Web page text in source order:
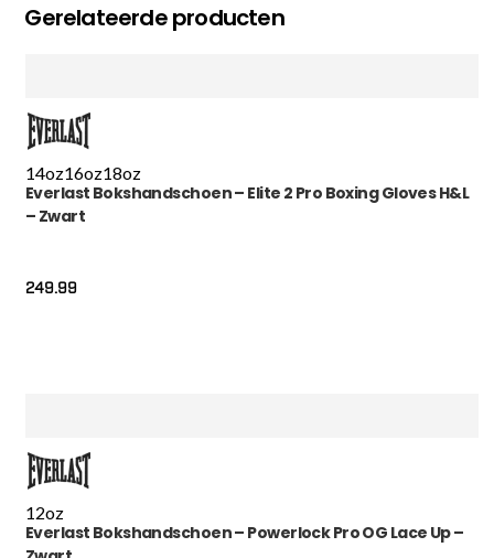
Gerelateerde producten
14oz16oz18oz
Everlast Bokshandschoen – Elite 2 Pro Boxing Gloves H&L
– Zwart
249.99
12oz
Everlast Bokshandschoen – Powerlock Pro OG Lace Up –